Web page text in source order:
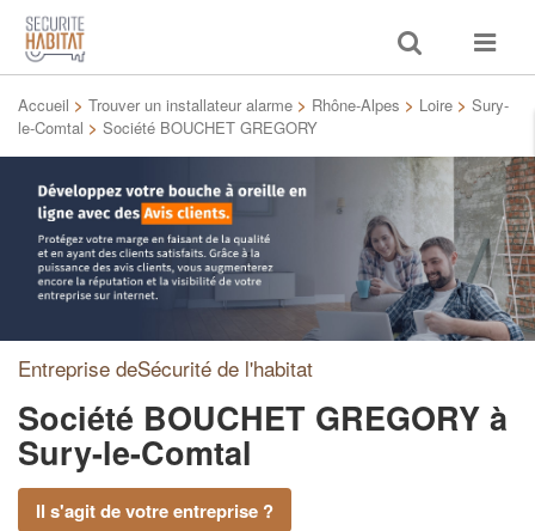
Toggle
search
Toggle
Accueil > Trouver un installateur alarme > Rhône-Alpes > Loire > Sury-
le-Comtal > Société BOUCHET GREGORY
Entreprise deSécurité de l'habitat
Société BOUCHET GREGORY à
Sury-le-Comtal
Il s'agit de votre entreprise ?